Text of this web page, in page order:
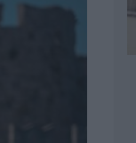
Η άσκηση